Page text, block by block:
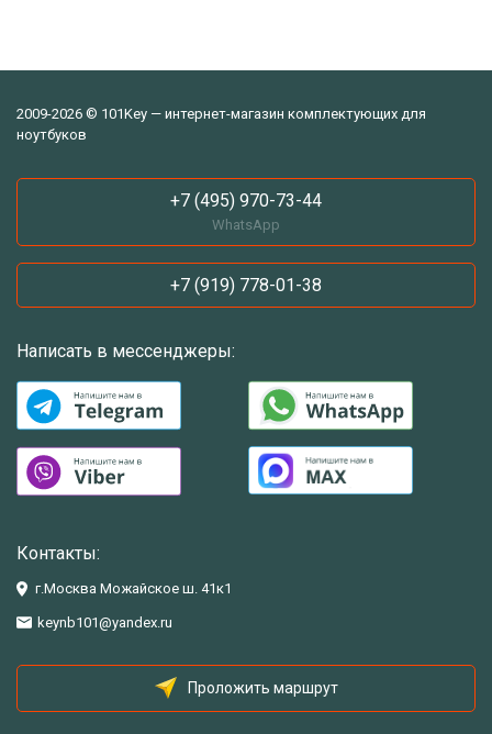
2009-2026 © 101Key — интернет-магазин комплектующих для
ноутбуков
+7 (495) 970-73-44
WhatsApp
+7 (919) 778-01-38
Написать в мессенджеры:
Контакты:
г.Москва Можайское ш. 41к1
keynb101@yandex.ru
Проложить маршрут